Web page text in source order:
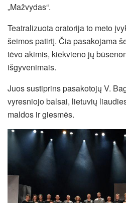
„Mažvydas“.
Teatralizuota oratorija to meto
šeimos patirtį. Čia pasakojama
tėvo akimis, kiekvieno jų
išgyvenimais.
Juos sustiprins pasakotojų V.
vyresniojo balsai, lietuvių
maldos ir giesmės.